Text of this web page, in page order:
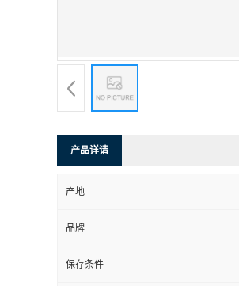
产品详请
产地
品牌
保存条件